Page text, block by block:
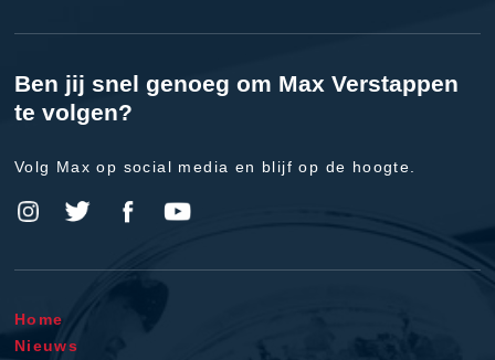
Ben jij snel genoeg om Max Verstappen
te volgen?
Volg Max op social media en blijf op de hoogte.
Home
Nieuws